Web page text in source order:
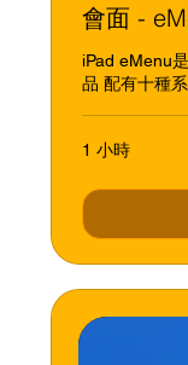
會面 -
iPad eMenu
品 配有十種
1 小時